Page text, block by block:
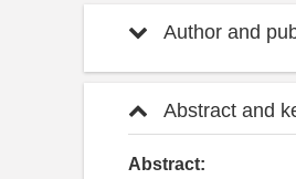
Author and
Abstract and
Abstract: